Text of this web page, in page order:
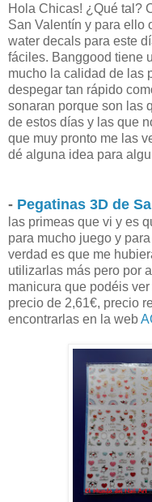
Hola Chicas! ¿Qué tal?
San Valentín y para ello
water decals para este
fáciles. Banggood tiene
mucho la calidad de las
despegar tan rápido
sonaran porque son las
de estos días y las que
que muy pronto me las
dé alguna idea para
- Pegatinas 3D de
las primeas que vi y es
para mucho juego y
verdad es que me
utilizarlas más pero por
manicura que podéis ver
precio de 2,61€, precio
encontrarlas en la web